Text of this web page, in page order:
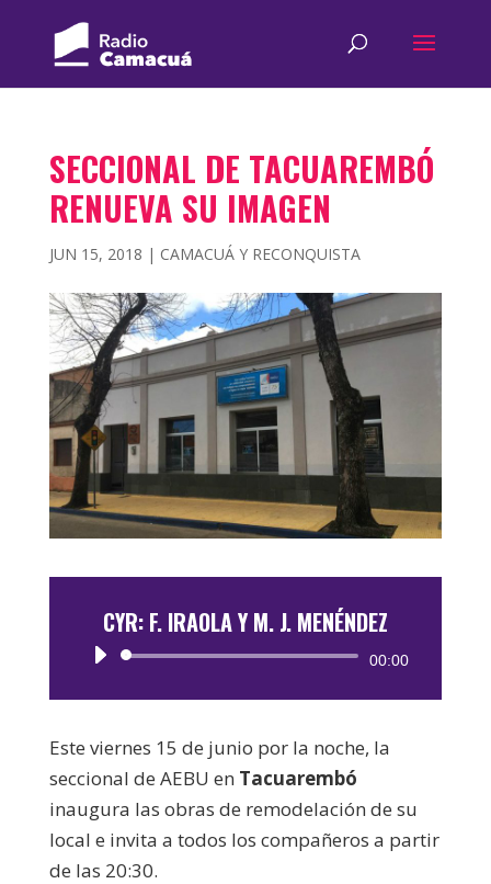
SECCIONAL DE TACUAREMBÓ
RENUEVA SU IMAGEN
JUN 15, 2018 | CAMACUÁ Y RECONQUISTA
CYR: F. IRAOLA Y M. J. MENÉNDEZ
Reproductor
00:00
Este viernes 15 de junio por la noche, la
seccional de AEBU en Tacuarembó
inaugura las obras de remodelación de su
local e invita a todos los compañeros a partir
de las 20:30.